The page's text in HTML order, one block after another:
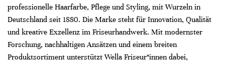
professionelle Haarfarbe, Pflege und Styling, mit Wurzeln in
Deutschland seit 1880. Die Marke steht für Innovation, Qualität
und kreative Exzellenz im Friseurhandwerk. Mit modernster
Forschung, nachhaltigen Ansätzen und einem breiten
Produktsortiment unterstützt Wella Friseur*innen dabei,